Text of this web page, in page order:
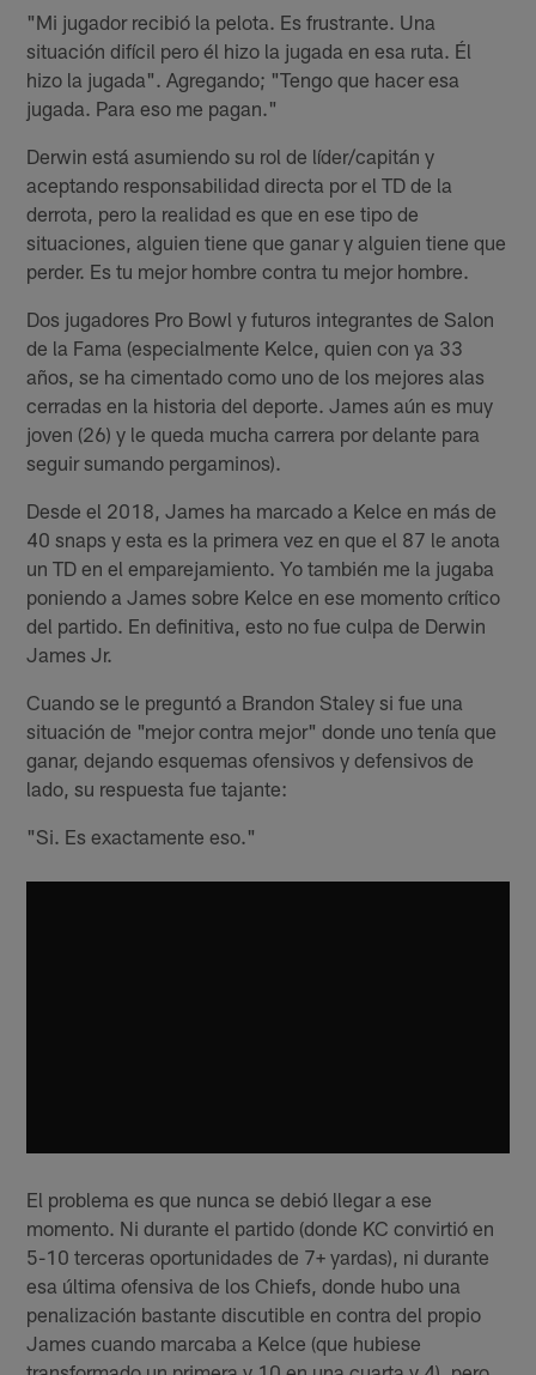
"Mi jugador recibió la pelota. Es frustrante. Una
situación difícil pero él hizo la jugada en esa ruta. Él
hizo la jugada". Agregando; "Tengo que hacer esa
jugada. Para eso me pagan."
Derwin está asumiendo su rol de líder/capitán y
aceptando responsabilidad directa por el TD de la
derrota, pero la realidad es que en ese tipo de
situaciones, alguien tiene que ganar y alguien tiene que
perder. Es tu mejor hombre contra tu mejor hombre.
Dos jugadores Pro Bowl y futuros integrantes de Salon
de la Fama (especialmente Kelce, quien con ya 33
años, se ha cimentado como uno de los mejores alas
cerradas en la historia del deporte. James aún es muy
joven (26) y le queda mucha carrera por delante para
seguir sumando pergaminos).
Desde el 2018, James ha marcado a Kelce en más de
40 snaps y esta es la primera vez en que el 87 le anota
un TD en el emparejamiento. Yo también me la jugaba
poniendo a James sobre Kelce en ese momento crítico
del partido. En definitiva, esto no fue culpa de Derwin
James Jr.
Cuando se le preguntó a Brandon Staley si fue una
situación de "mejor contra mejor" donde uno tenía que
ganar, dejando esquemas ofensivos y defensivos de
lado, su respuesta fue tajante:
"Si. Es exactamente eso."
El problema es que nunca se debió llegar a ese
momento. Ni durante el partido (donde KC convirtió en
5-10 terceras oportunidades de 7+ yardas), ni durante
esa última ofensiva de los Chiefs, donde hubo una
penalización bastante discutible en contra del propio
James cuando marcaba a Kelce (que hubiese